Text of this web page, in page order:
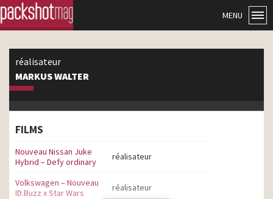
MENU
réalisateur
MARKUS WALTER
FILMS
Nouveau Nissan Juke
Hybrid – Defy ordinary
réalisateur
Volkswagen – Nouveau
ID.Buzz x Star Wars
réalisateur